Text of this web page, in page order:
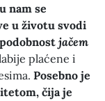
nam se
u životu svodi
jačem
plaćene i
Posebno je
čija je